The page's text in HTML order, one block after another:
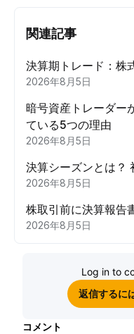
関連記事
決算期トレード：株
2026年8月5日
暗号資産トレーダー
ている5つの理由
2026年8月5日
決算シーズンとは？
2026年8月5日
株取引前に決算報告
2026年8月5日
Log in to
返信するに
コメント